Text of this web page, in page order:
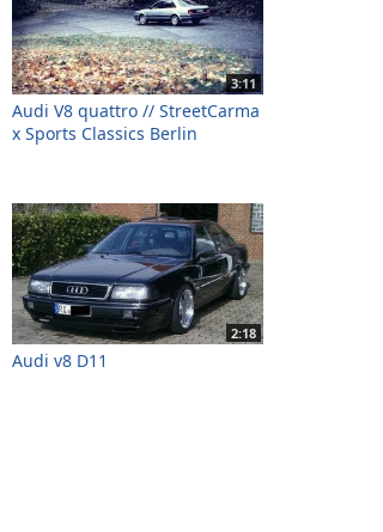
3:11
Audi V8 quattro // StreetCarma
x Sports Classics Berlin
2:18
Audi v8 D11